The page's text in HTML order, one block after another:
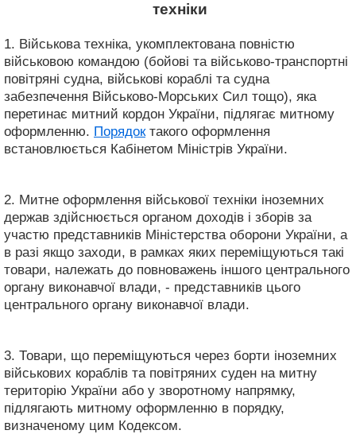
техніки
1. Військова техніка, укомплектована повністю
військовою командою (бойові та військово-транспортні
повітряні судна, військові кораблі та судна
забезпечення Військово-Морських Сил тощо), яка
перетинає митний кордон України, підлягає митному
оформленню. Порядоктакого оформлення
встановлюється Кабінетом Міністрів України.
2. Митне оформлення військової техніки іноземних
держав здійснюється органом доходів і зборів за
участю представників Міністерства оборони України, а
в разі якщо заходи, в рамках яких переміщуються такі
товари, належать до повноважень іншого центрального
органу виконавчої влади, - представників цього
центрального органу виконавчої влади.
3. Товари, що переміщуються через борти іноземних
військових кораблів та повітряних суден на митну
територію України або у зворотному напрямку,
підлягають митному оформленню в порядку,
визначеному цим Кодексом.